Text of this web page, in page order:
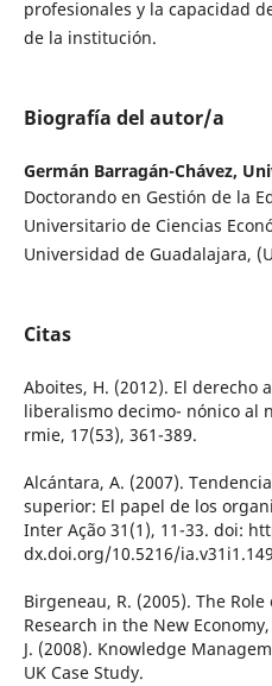
profesionales y la capacidad
de la institución.
Biografía del autor/a
Germán Barragán-Chávez,
Doctorando en Gestión de la
Universitario de Ciencias
Universidad de Guadalajara,
Citas
Aboites, H. (2012). El derecho
liberalismo decimo- nónico al
rmie, 17(53), 361-389.
Alcántara, A. (2007).
superior: El papel de los
Inter Ação 31(1), 11-33. doi:
dx.doi.org/10.5216/
Birgeneau, R. (2005). The
Research in the New
J. (2008). Knowledge
UK Case Study.